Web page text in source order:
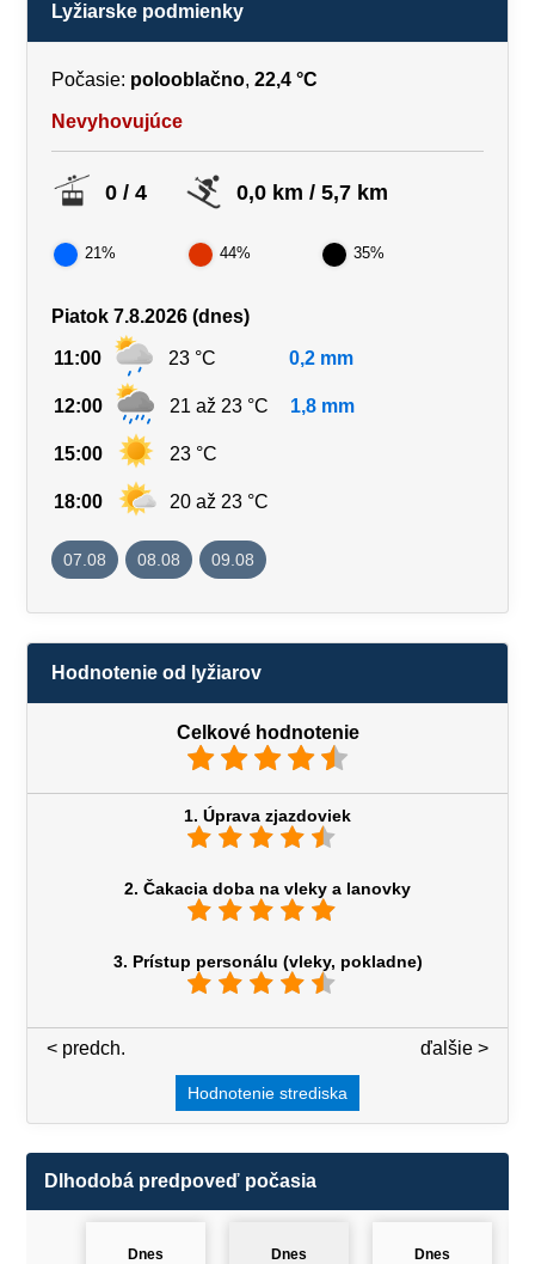
Lyžiarske podmienky
Počasie: polooblačno, 22,4 °C
Nevyhovujúce
0 / 4 0,0 km / 5,7 km
21% 44% 35%
Piatok 7.8.2026 (dnes)
11:00 23 °C 0,2 mm
12:00 21 až 23 °C 1,8 mm
15:00 23 °C
18:00 20 až 23 °C
07.08 08.08 09.08
Hodnotenie od lyžiarov
Celkové hodnotenie
1. Úprava zjazdoviek
2. Čakacia doba na vleky a lanovky
3. Prístup personálu (vleky, pokladne)
ďalšie >
< predch.
Hodnotenie strediska
Dlhodobá predpoveď počasia
Dnes
Dnes
Dnes